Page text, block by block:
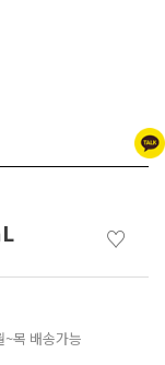
♡
~목 배송가능